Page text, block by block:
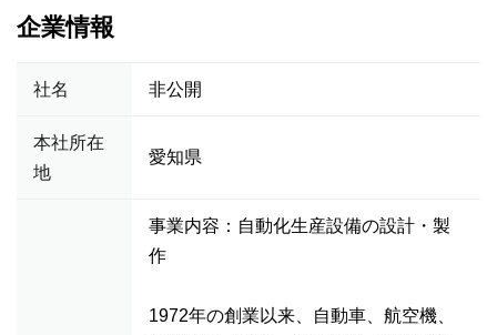
企業情報
社名 非公開
本社所在
地
愛知県
事業内容：自動化生産設備の設計・製
作
1972年の創業以来、自動車、航空機、